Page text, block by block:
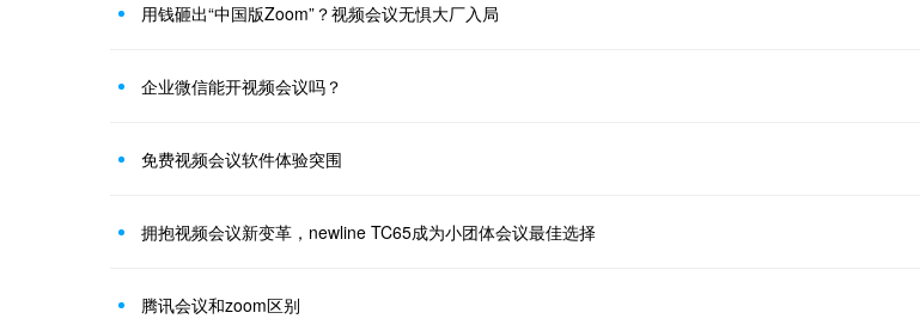
用钱砸出“中国版Zoom”？视频会议无惧大厂入局
企业微信能开视频会议吗？
免费视频会议软件体验突围
拥抱视频会议新变革，newline TC65成为小团体会议最佳选择
腾讯会议和zoom区别